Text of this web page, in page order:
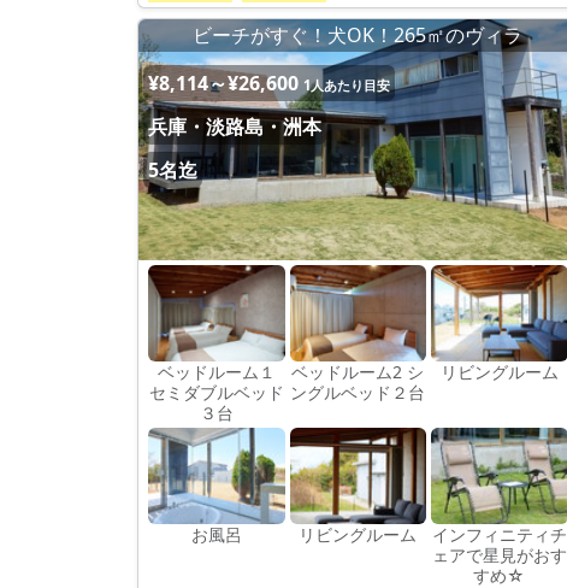
ビーチがすぐ！犬OK！265㎡のヴィラ
¥8,114～¥26,600 1人あたり目安
兵庫・淡路島・洲本
5名迄
ベッドルーム１
セミダブルベッド
３台
ベッドルーム2 シ
ングルベッド２台
リビングルーム
お風呂 リビングルーム
インフィニティチ
ェアで星見がおす
すめ☆